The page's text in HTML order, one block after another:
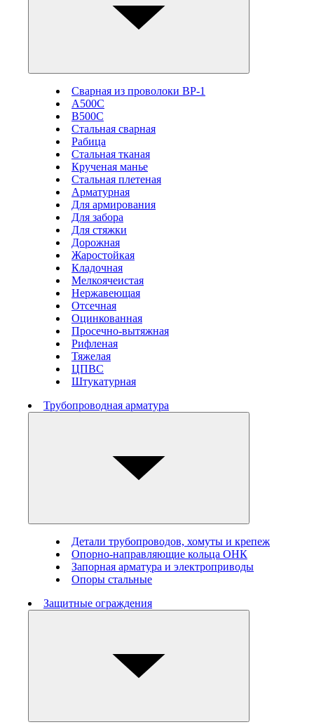
Сварная из проволоки ВР-1
А500С
В500С
Стальная сварная
Рабица
Стальная тканая
Крученая манье
Стальная плетеная
Арматурная
Для армирования
Для забора
Для стяжки
Дорожная
Жаростойкая
Кладочная
Мелкоячеистая
Нержавеющая
Отсечная
Оцинкованная
Просечно-вытяжная
Рифленая
Тяжелая
ЦПВС
Штукатурная
Трубопроводная арматура
Детали трубопроводов, хомуты и крепеж
Опорно-направляющие кольца ОНК
Запорная арматура и электроприводы
Опоры стальные
Защитные ограждения